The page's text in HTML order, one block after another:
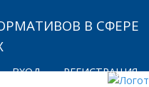
В СФЕРЕ
ВХОД РЕГИСТРАЦИЯ